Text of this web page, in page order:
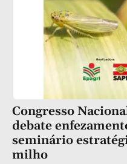
Congresso
debate
seminário
milho